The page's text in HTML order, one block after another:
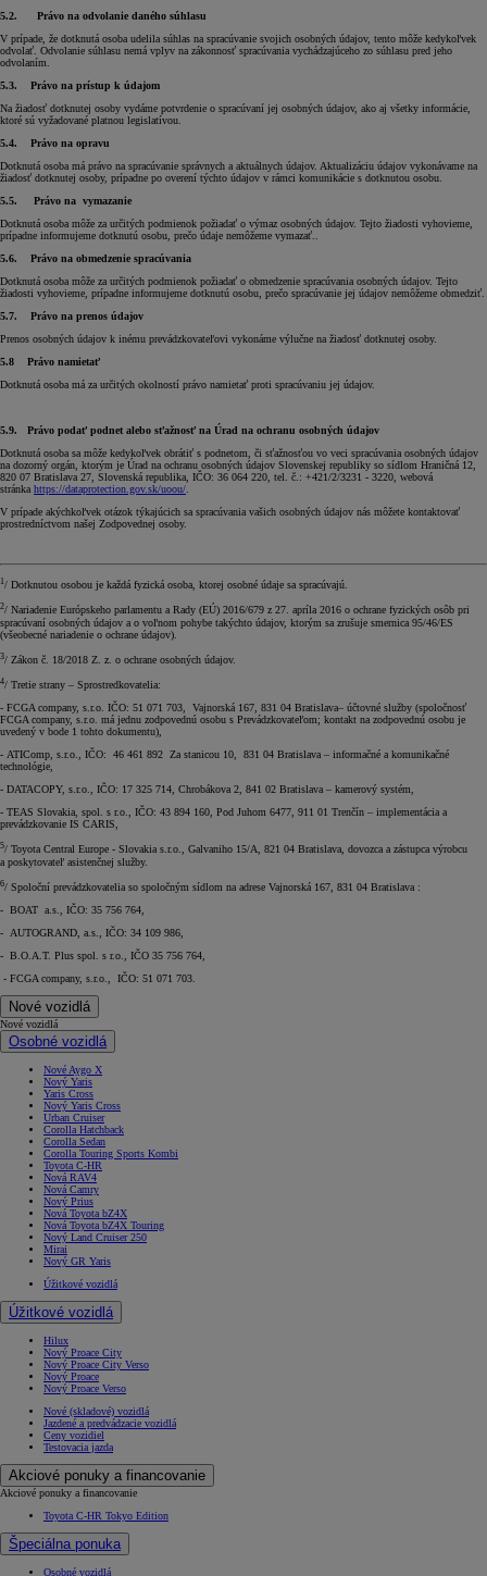
5.2. Právo na odvolanie daného súhlasu
V prípade, že dotknutá osoba udelila súhlas na spracúvanie svojich osobných údajov, tento môže kedykoľvek
odvolať. Odvolanie súhlasu nemá vplyv na zákonnosť spracúvania vychádzajúceho zo súhlasu pred jeho
odvolaním.
5.3. Právo na prístup k údajom
Na žiadosť dotknutej osoby vydáme potvrdenie o spracúvaní jej osobných údajov, ako aj všetky informácie,
ktoré sú vyžadované platnou legislatívou.
5.4. Právo na opravu
Dotknutá osoba má právo na spracúvanie správnych a aktuálnych údajov. Aktualizáciu údajov vykonávame na
žiadosť dotknutej osoby, prípadne po overení týchto údajov v rámci komunikácie s dotknutou osobu.
5.5. Právo na vymazanie
Dotknutá osoba môže za určitých podmienok požiadať o výmaz osobných údajov. Tejto žiadosti vyhovieme,
prípadne informujeme dotknutú osobu, prečo údaje nemôžeme vymazať..
5.6. Právo na obmedzenie spracúvania
Dotknutá osoba môže za určitých podmienok požiadať o obmedzenie spracúvania osobných údajov. Tejto
žiadosti vyhovieme, prípadne informujeme dotknutú osobu, prečo spracúvanie jej údajov nemôžeme obmedziť.
5.7. Právo na prenos údajov
Prenos osobných údajov k inému prevádzkovateľovi vykonáme výlučne na žiadosť dotknutej osoby.
5.8 Právo namietať
Dotknutá osoba má za určitých okolností právo namietať proti spracúvaniu jej údajov.
5.9. Právo podať podnet alebo sťažnosť na Úrad na ochranu osobných údajov
Dotknutá osoba sa môže kedykoľvek obrátiť s podnetom, či sťažnosťou vo veci spracúvania osobných údajov
na dozorný orgán, ktorým je Úrad na ochranu osobných údajov Slovenskej republiky so sídlom Hraničná 12,
820 07 Bratislava 27, Slovenská republika, IČO: 36 064 220, tel. č.: +421/2/3231 - 3220, webová
stránka https://dataprotection.gov.sk/uoou/
V prípade akýchkoľvek otázok týkajúcich sa spracúvania vašich osobných údajov nás môžete kontaktovať
prostredníctvom našej Zodpovednej osoby.
1/ Dotknutou osobou je každá fyzická osoba, ktorej osobné údaje sa spracúvajú.
2/ Nariadenie Európskeho parlamentu a Rady (EÚ) 2016/679 z 27. apríla 2016 o ochrane fyzických osôb pri
spracúvaní osobných údajov a o voľnom pohybe takýchto údajov, ktorým sa zrušuje smernica 95/46/ES
(všeobecné nariadenie o ochrane údajov).
3/ Zákon č. 18/2018 Z. z. o ochrane osobných údajov.
4/ Tretie strany – Sprostredkovatelia:
- FCGA company, s.r.o. IČO: 51 071 703, Vajnorská 167, 831 04 Bratislava– účtovné služby (spoločnosť
FCGA company, s.r.o. má jednu zodpovednú osobu s Prevádzkovateľom; kontakt na zodpovednú osobu je
uvedený v bode 1 tohto dokumentu),
- ATIComp, s.r.o., IČO: 46 461 892 Za stanicou 10, 831 04 Bratislava – informačné a komunikačné
technológie,
- DATACOPY, s.r.o., IČO: 17 325 714, Chrobákova 2, 841 02 Bratislava – kamerový systém,
- TEAS Slovakia, spol. s r.o., IČO: 43 894 160, Pod Juhom 6477, 911 01 Trenčín – implementácia a
prevádzkovanie IS CARIS,
5/ Toyota Central Europe - Slovakia s.r.o., Galvaniho 15/A, 821 04 Bratislava, dovozca a zástupca výrobcu
a poskytovateľ asistenčnej služby.
6/ Spoloční prevádzkovatelia so spoločným sídlom na adrese Vajnorská 167, 831 04 Bratislava :
- BOAT a.s., IČO: 35 756 764,
- AUTOGRAND, a.s., IČO: 34 109 986,
- B.O.A.T. Plus spol. s r.o., IČO 35 756 764,
- FCGA company, s.r.o., IČO: 51 071 703.
Nové vozidlá
Nové vozidlá
Osobné vozidlá
Nové Aygo X
Nový Yaris
Yaris Cross
Nový Yaris Cross
Urban Cruiser
Corolla Hatchback
Corolla Sedan
Corolla Touring Sports Kombi
Toyota C-HR
Nová RAV4
Nová Camry
Nový Prius
Nová Toyota bZ4X
Nová Toyota bZ4X Touring
Nový Land Cruiser 250
Mirai
Nový GR Yaris
Úžitkové vozidlá
Úžitkové vozidlá
Hilux
Nový Proace City
Nový Proace City Verso
Nový Proace
Nový Proace Verso
Nové (skladové) vozidlá
Jazdené a predvádzacie vozidlá
Ceny vozidiel
Testovacia jazda
Akciové ponuky a financovanie
Akciové ponuky a financovanie
Toyota C-HR Tokyo Edition
Špeciálna ponuka
Osobné vozidlá